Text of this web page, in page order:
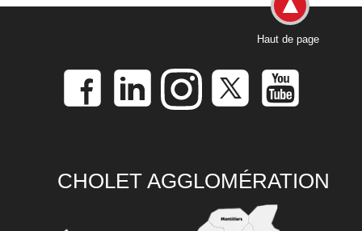
Haut de page
CHOLET AGGLOMÉRATION